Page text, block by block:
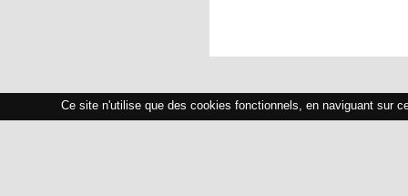
Ce site n'utilise que des cookies fonctionnels, en naviguant sur